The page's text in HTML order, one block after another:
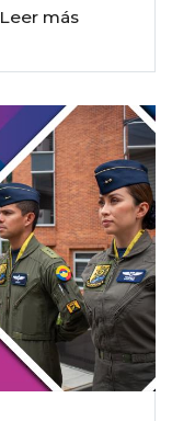
Leer más